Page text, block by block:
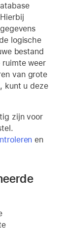
logische
bestand
weer
van grote
kunt u deze
zijn voor
en